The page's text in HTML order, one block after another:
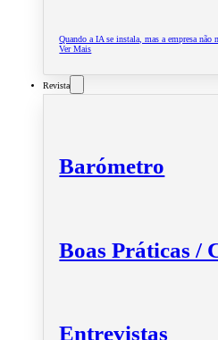
Quando a IA se instala, mas a empresa não
Ver Mais
Revista
Barómetro
Boas Práticas /
Entrevistas